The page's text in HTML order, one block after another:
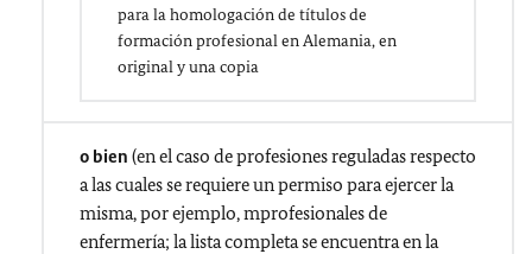
para la homologación de títulos de
formación profesional en Alemania, en
original y una copia
o bien (en el caso de profesiones reguladas respecto
a las cuales se requiere un permiso para ejercer la
misma, por ejemplo, mprofesionales de
enfermería; la lista completa se encuentra en la